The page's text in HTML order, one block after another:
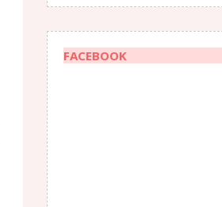
FACEBOOK